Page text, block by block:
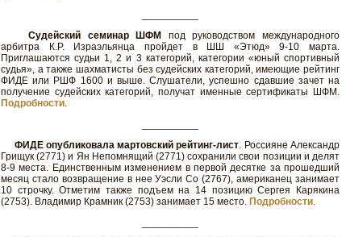
Судейский семинар ШФМ
под руководством международного
арбитра К.Р. Израэльянца пройдет в ШШ «Этюд» 9-10 марта.
Приглашаются судьи 1, 2 и 3 категорий, категории «юный спортивный
судья», а также шахматисты без судейских категорий, имеющие рейтинг
ФИДЕ или РШФ 1600 и выше. Слушатели, успешно сдавшие зачет на
получение судейских категорий, получат именные сертификаты ШФМ.
Подробности.
ФИДЕ опубликовала мартовский рейтинг-лист. Россияне Александр
Грищук (2771) и Ян Непомнящий (2771) сохранили свои позиции и делят
8-9 места. Единственным изменением в первой десятке за прошедший
месяц стало возвращение в нее Уэсли Со (2767), американец занимает
10 строчку. Отметим также подъем на 14 позицию Сергея Карякина
(2753). Владимир Крамник (2753) занимает 15 место. Подробности.